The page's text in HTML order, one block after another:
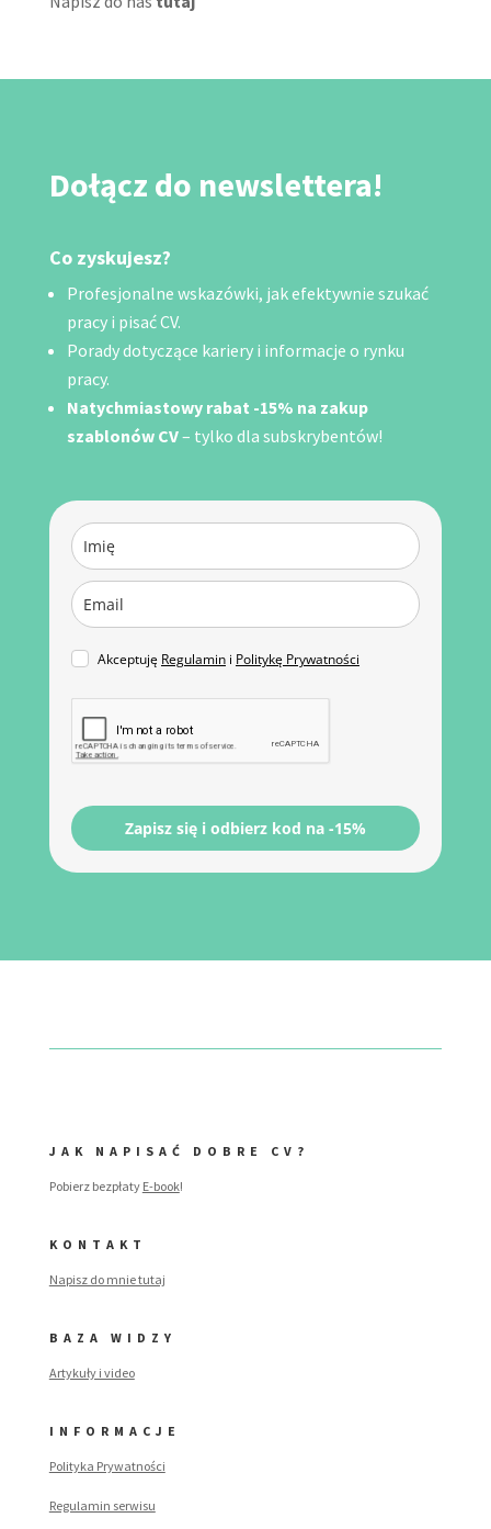
Dołącz do newslettera!
Co zyskujesz?
Profesjonalne wskazówki, jak efektywnie szukać
pracy i pisać CV.
Porady dotyczące kariery i informacje o rynku
pracy.
Natychmiastowy rabat -15% na zakup
szablonów CV– tylko dla subskrybentów!
Akceptuję Regulamini Politykę Prywatności
Zapisz się i odbierz kod na -15%
JAK NAPISAĆ DOBRE CV?
Pobierz bezpłaty E-book!
KONTAKT
Napisz do mnie tutaj
BAZA WIDZY
Artykuły i video
INFORMACJE
Polityka Prywatności
Regulamin serwisu